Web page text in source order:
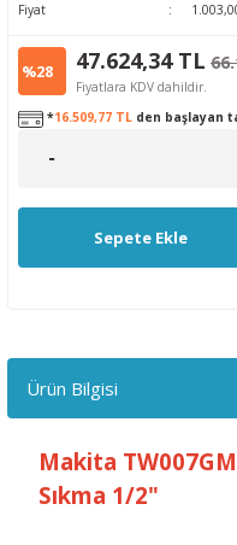
Fiyat
%28 47.624,34 TL
Fiyatlara KDV dahildir.
*16.509,77 TL den başlayan
Sepete Ekle
Ürün Bilgisi
Makita
Sıkma 1/2"